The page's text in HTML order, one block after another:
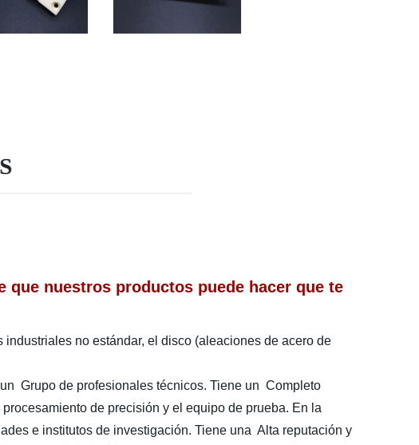
que nuestros productos puede hacer que te
no estándar, el disco (aleaciones de acero de
Grupo de profesionales técnicos. Tiene un Completo
de precisión y el equipo de prueba. En la
e institutos de investigación. Tiene una Alta reputación y